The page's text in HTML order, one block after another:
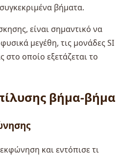
βήματα.
είναι σημαντικό να
μεγέθη, τις μονάδες SI
οποίο εξετάζεται το
βήμα-βήμα
και εντόπισε τι